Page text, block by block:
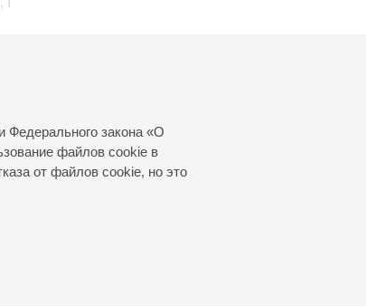
Федерального закона «О
файлов cookie в
от файлов cookie, но это